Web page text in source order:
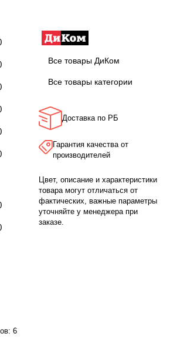
6
Все товары ДиКом
Все товары категории
Доставка по РБ
Гарантия качества от
производителей
Цвет, описание и характеристики
товара могут отличаться от
фактических, важные параметры
уточняйте у менеджера при
заказе.